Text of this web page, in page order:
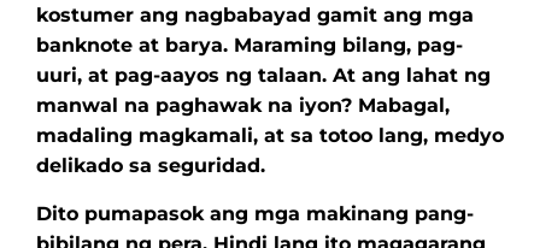
kostumer ang nagbabayad gamit ang mga
banknote at barya. Maraming bilang, pag-
uuri, at pag-aayos ng talaan. At ang lahat ng
manwal na paghawak na iyon? Mabagal,
madaling magkamali, at sa totoo lang, medyo
delikado sa seguridad.
Dito pumapasok ang mga makinang pang-